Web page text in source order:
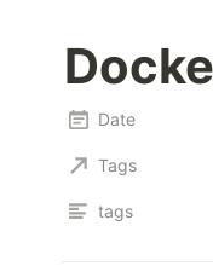
Date
Tags
tags